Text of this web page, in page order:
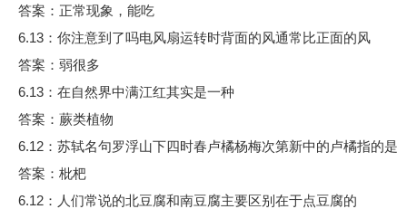
答案：正常现象，能吃
6.13：你注意到了吗电风扇运转时背面的风通常比正面的风
答案：弱很多
6.13：在自然界中满江红其实是一种
答案：蕨类植物
6.12：苏轼名句罗浮山下四时春卢橘杨梅次第新中的卢橘指的是
答案：枇杷
6.12：人们常说的北豆腐和南豆腐主要区别在于点豆腐的